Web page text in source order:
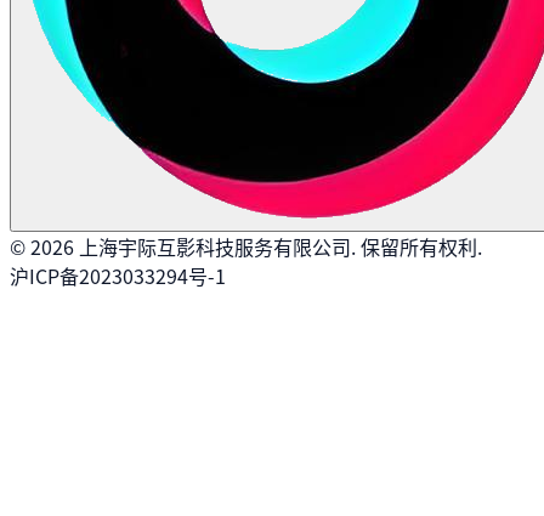
©2026 上海宇际互影科技服务有限公司. 保留所有权利.
沪ICP备2023033294号-1